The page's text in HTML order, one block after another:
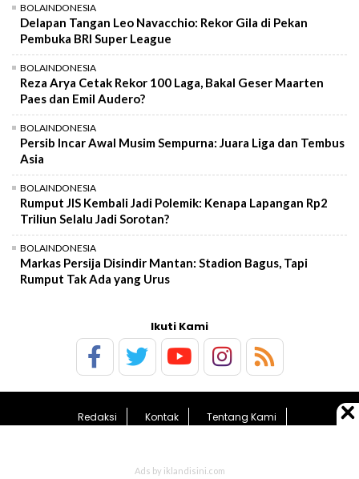
BOLAINDONESIA
Delapan Tangan Leo Navacchio: Rekor Gila di Pekan
Pembuka BRI Super League
BOLAINDONESIA
Reza Arya Cetak Rekor 100 Laga, Bakal Geser Maarten
Paes dan Emil Audero?
BOLAINDONESIA
Persib Incar Awal Musim Sempurna: Juara Liga dan Tembus
Asia
BOLAINDONESIA
Rumput JIS Kembali Jadi Polemik: Kenapa Lapangan Rp2
Triliun Selalu Jadi Sorotan?
BOLAINDONESIA
Markas Persija Disindir Mantan: Stadion Bagus, Tapi
Rumput Tak Ada yang Urus
Ikuti Kami
Redaksi Kontak
Tentang Kami